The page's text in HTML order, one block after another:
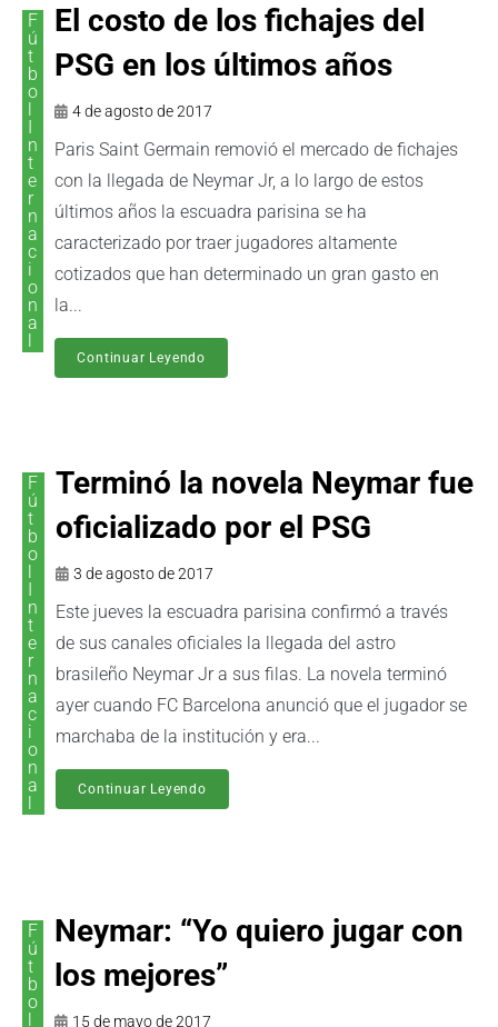
F
ú
t
b
o
l
I
n
t
e
r
n
a
c
i
o
n
a
l
El costo de los fichajes del
PSG en los últimos años
4 de agosto de 2017
Paris Saint Germain removió el mercado de fichajes
con la llegada de Neymar Jr, a lo largo de estos
últimos años la escuadra parisina se ha
caracterizado por traer jugadores altamente
cotizados que han determinado un gran gasto en
la...
Continuar Leyendo
F
ú
t
b
o
l
I
n
t
e
r
n
a
c
i
o
n
a
l
Terminó la novela Neymar fue
oficializado por el PSG
3 de agosto de 2017
Este jueves la escuadra parisina confirmó a través
de sus canales oficiales la llegada del astro
brasileño Neymar Jr a sus filas. La novela terminó
ayer cuando FC Barcelona anunció que el jugador se
marchaba de la institución y era...
Continuar Leyendo
F
ú
t
b
o
l
Neymar: “Yo quiero jugar con
los mejores”
15 de mayo de 2017